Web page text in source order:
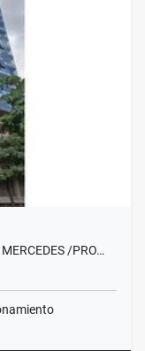
/PRO…